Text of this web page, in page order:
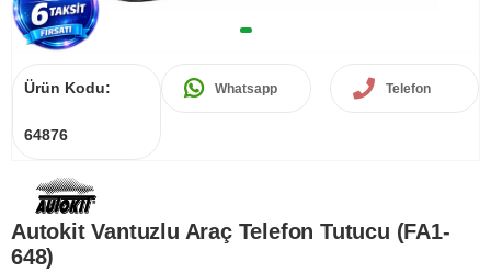
Ürün Kodu:
64876
Whatsapp Telefon
Autokit Vantuzlu Araç Telefon Tutucu (FA1-
648)